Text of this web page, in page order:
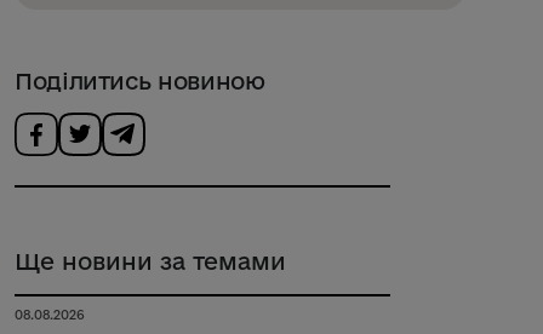
Поділитись новиною
Ще новини за темами
08.08.2026